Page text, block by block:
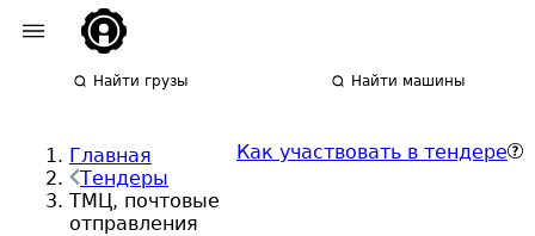
Найти грузы Найти машины
Главная
Тендеры
ТМЦ, почтовые
отправления
Как участвовать в тендере